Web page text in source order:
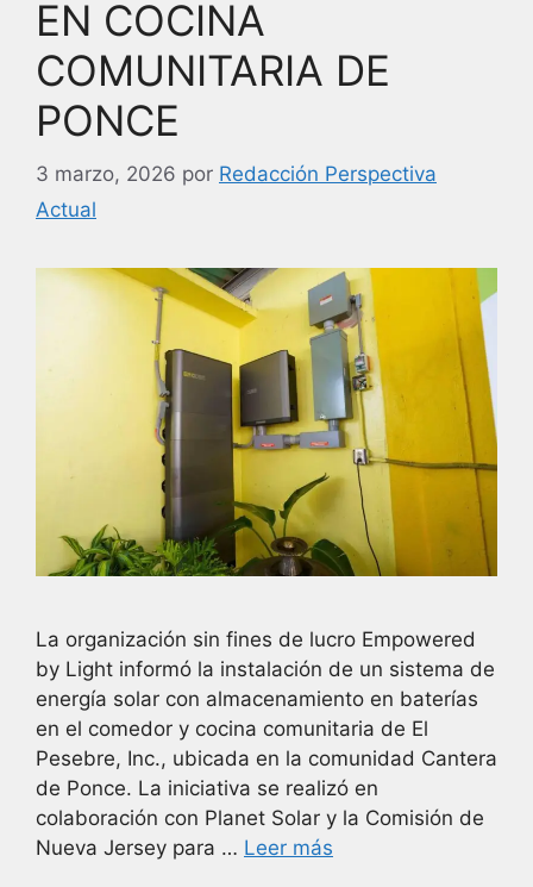
EN COCINA
COMUNITARIA DE
PONCE
3 marzo, 2026 por Redacción Perspectiva
Actual
La organización sin fines de lucro Empowered
by Light informó la instalación de un sistema de
energía solar con almacenamiento en baterías
en el comedor y cocina comunitaria de El
Pesebre, Inc., ubicada en la comunidad Cantera
de Ponce. La iniciativa se realizó en
colaboración con Planet Solar y la Comisión de
Nueva Jersey para … Leer más